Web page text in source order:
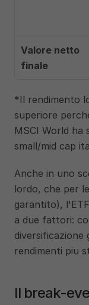
Valore netto
finale
*Il rendimento
superiore
MSCI World ha
small/mid cap
Anche in uno
lordo, che per
garantito),
a due fattori:
diversificazione
rendimenti piu
Il break-